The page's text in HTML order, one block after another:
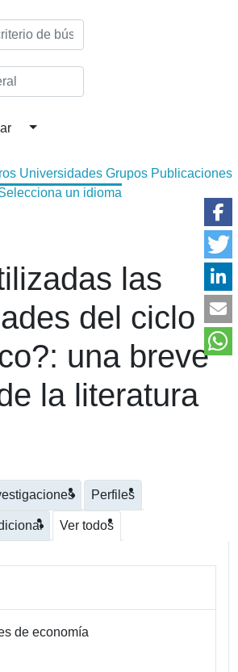
Universidades Grupos Publicaciones
un idioma
las
del ciclo
una breve
la literatura
Perfiles
Ver todos
de economía